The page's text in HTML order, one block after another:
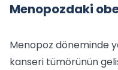
Menopozdaki
Menopoz döneminde
kanseri tümörünün